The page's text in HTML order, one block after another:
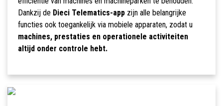
Dankzij de Dieci Telematics-appzijn alle belangrijke
functies ook toegankelijk via mobiele apparaten, zodat u
machines, prestaties en operationele activiteiten
altijd onder controle hebt.